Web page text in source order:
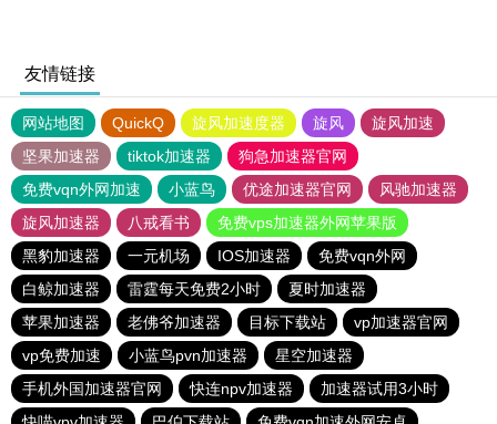
友情链接
网站地图 QuickQ 旋风加速度器 旋风
旋风加速
坚果加速器
tiktok加速器
狗急加速器官网
免费vqn外网加速
小蓝鸟 优途加速器官网
风驰加速器
旋风加速器
八戒看书
免费vps加速器外网苹果版
黑豹加速器
一元机场 IOS加速器
免费vqn外网
白鲸加速器
雷霆每天免费2小时
夏时加速器
苹果加速器
老佛爷加速器 目标下载站
vp加速器官网
vp免费加速
小蓝鸟pvn加速器
星空加速器
手机外国加速器官网
快连npv加速器
加速器试用3小时